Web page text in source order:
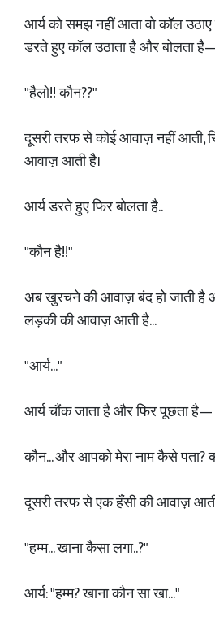
आर्य को समझ नहीं आता वो कॉल उठाए
डरते हुए कॉल उठाता है और बोलता
"हैलो!! कौन??"
दूसरी तरफ से कोई आवाज़ नहीं आती,
आवाज़ आती है।
आर्य डरते हुए फिर बोलता है..
"कौन है!!"
अब खुरचने की आवाज़ बंद हो जाती है
लड़की की आवाज़ आती है...
"आर्य..."
आर्य चौंक जाता है और फिर पूछता है—
कौन... और आपको मेरा नाम कैसे पता?
दूसरी तरफ से एक हँसी की आवाज़
"हम्म... खाना कैसा लगा..?"
आर्य: "हम्म? खाना कौन सा खा..."